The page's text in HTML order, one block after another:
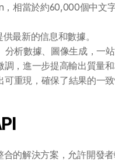
相當於約60,000個中文
最新的信息和數據。
析數據、圖像生成，一站
，進一步提高輸出質量和
可重現，確保了結果的一致
的解決方案，允許開發